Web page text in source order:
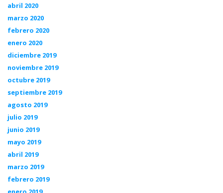
abril 2020
marzo 2020
febrero 2020
enero 2020
diciembre 2019
noviembre 2019
octubre 2019
septiembre 2019
agosto 2019
julio 2019
junio 2019
mayo 2019
abril 2019
marzo 2019
febrero 2019